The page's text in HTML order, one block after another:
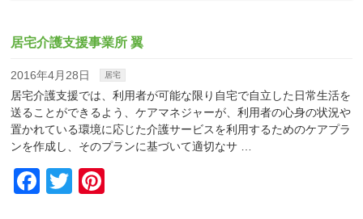
居宅介護支援事業所 翼
2016年4月28日 居宅
居宅介護支援では、利用者が可能な限り自宅で自立した日常生活を
送ることができるよう、ケアマネジャーが、利用者の心身の状況や
置かれている環境に応じた介護サービスを利用するためのケアプラ
ンを作成し、そのプランに基づいて適切なサ …
Facebook
Twitter